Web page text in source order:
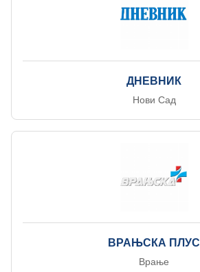
ДНЕВНИК
Нови Сад
ВРАЊСКА ПЛУС
Врање